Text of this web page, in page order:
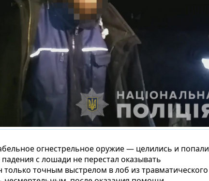
огнестрельное оружие — целились и попали
с лошади не перестал оказывать
точным выстрелом в лоб из травматического